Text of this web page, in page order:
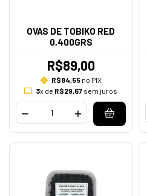
OVAS DE TOBIKO RED
0,400GRS
R$89,00
R$84,55no PIX
3x de R$29,67 sem juros